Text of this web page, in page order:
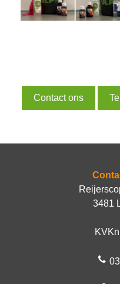
Contact ons
3481